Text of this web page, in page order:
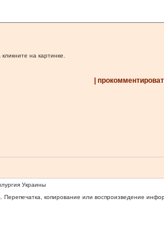
на картинке.
|
Украины
Перепечатка, копирование или воспроизведение